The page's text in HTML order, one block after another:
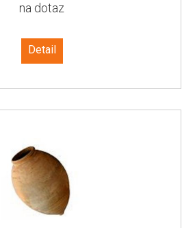
na dotaz
Detail